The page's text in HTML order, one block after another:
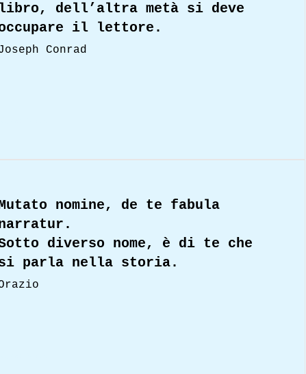
libro, dell’altra metà si deve
il lettore.
Conrad
nomine, de te fabula
diverso nome, è di te che
parla nella storia.